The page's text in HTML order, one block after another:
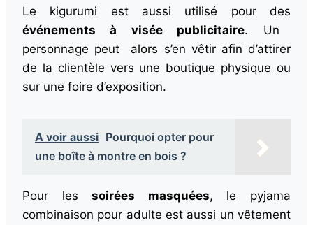
Le kigurumi est aussi utilisé pour des
événements à visée publicitaire. Un
personnage peut alors s’en vêtir afin d’attirer
de la clientèle vers une boutique physique ou
sur une foire d’exposition.
A voir aussi Pourquoi opter pour
une boîte à montre en bois ?
Pour lessoirées masquées, le pyjama
combinaison pour adulte est aussi un vêtement